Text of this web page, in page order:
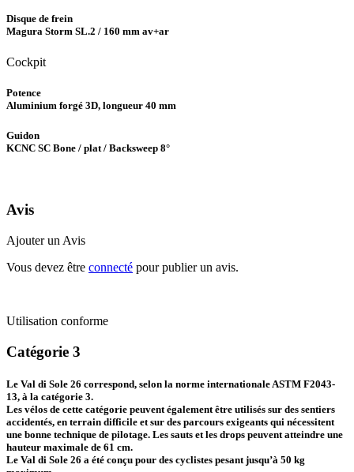
Disque de frein
Magura Storm SL.2 / 160 mm av+ar
Cockpit
Potence
Aluminium forgé 3D, longueur 40 mm
Guidon
KCNC SC Bone / plat / Backsweep 8°
Avis
Ajouter un Avis
Vous devez être connecté pour publier un avis.
Utilisation conforme
Catégorie 3
Le Val di Sole 26 correspond, selon la norme internationale ASTM F2043-
13, à la catégorie 3.
Les vélos de cette catégorie peuvent également être utilisés sur des sentiers
accidentés, en terrain difficile et sur des parcours exigeants qui nécessitent
une bonne technique de pilotage. Les sauts et les drops peuvent atteindre une
hauteur maximale de 61 cm.
Le Val di Sole 26 a été conçu pour des cyclistes pesant jusqu’à 50 kg